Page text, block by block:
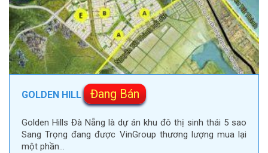
GOLDEN HILL Đang Bán
Golden Hills Đà Nẵng là dự án khu đô thị sinh thái 5 sao
Sang Trọng đang được VinGroup thương lượng mua lại
một phần…